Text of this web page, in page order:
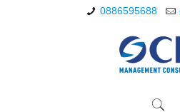
0886595688